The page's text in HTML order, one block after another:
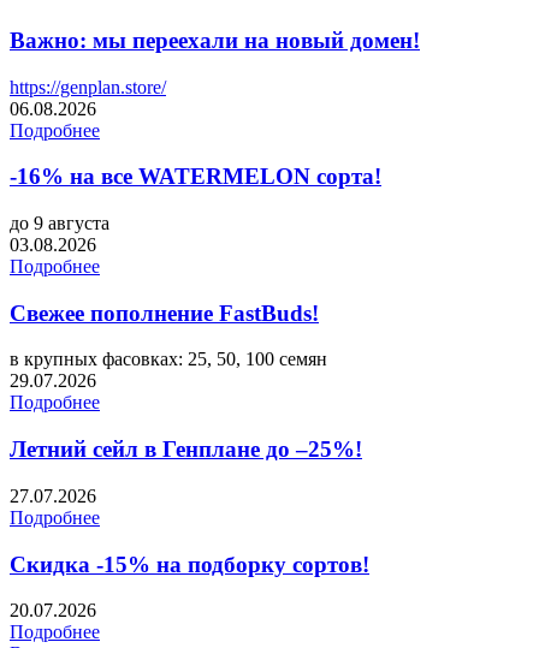
Важно: мы переехали на новый домен!
https://genplan.store/
06.08.2026
Подробнее
-16% на все WATERMELON сорта!
до 9 августа
03.08.2026
Подробнее
Свежее пополнение FastBuds!
в крупных фасовках: 25, 50, 100 семян
29.07.2026
Подробнее
Летний сейл в Генплане до –25%!
27.07.2026
Подробнее
Скидка -15% на подборку сортов!
20.07.2026
Подробнее